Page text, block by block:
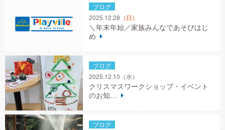
ブログ
2025.12.28 （日）
＼年末年始／家族みんなであそびはじ
め
ブログ
2025.12.10 （水）
クリスマスワークショップ・イベント
のお知…
ブログ